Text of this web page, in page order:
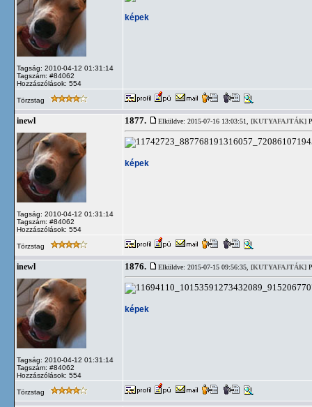
Tagság: 2010-04-12 01:31:14
Tagszám: #84062
Hozzászólások: 554
képek
Törzstag
inewl
Tagság: 2010-04-12 01:31:14
Tagszám: #84062
Hozzászólások: 554
1877. Elküldve: 2015-07-16 13:03:51, [KUTYAFAJTÁK]
képek
Törzstag
inewl
Tagság: 2010-04-12 01:31:14
Tagszám: #84062
Hozzászólások: 554
1876. Elküldve: 2015-07-15 09:56:35, [KUTYAFAJTÁK]
képek
Törzstag